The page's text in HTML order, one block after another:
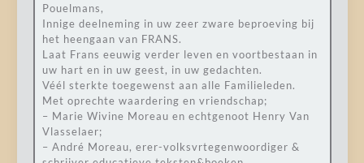
Pouelmans,
Innige deelneming in uw zeer zware beproeving bij
het heengaan van FRANS.
Laat Frans eeuwig verder leven en voortbestaan in
uw hart en in uw geest, in uw gedachten.
Véél sterkte toegewenst aan alle Familieleden.
Met oprechte waardering en vriendschap;
– Marie Wivine Moreau en echtgenoot Henry Van
Vlasselaer;
– André Moreau, erer-volksvrtegenwoordiger &